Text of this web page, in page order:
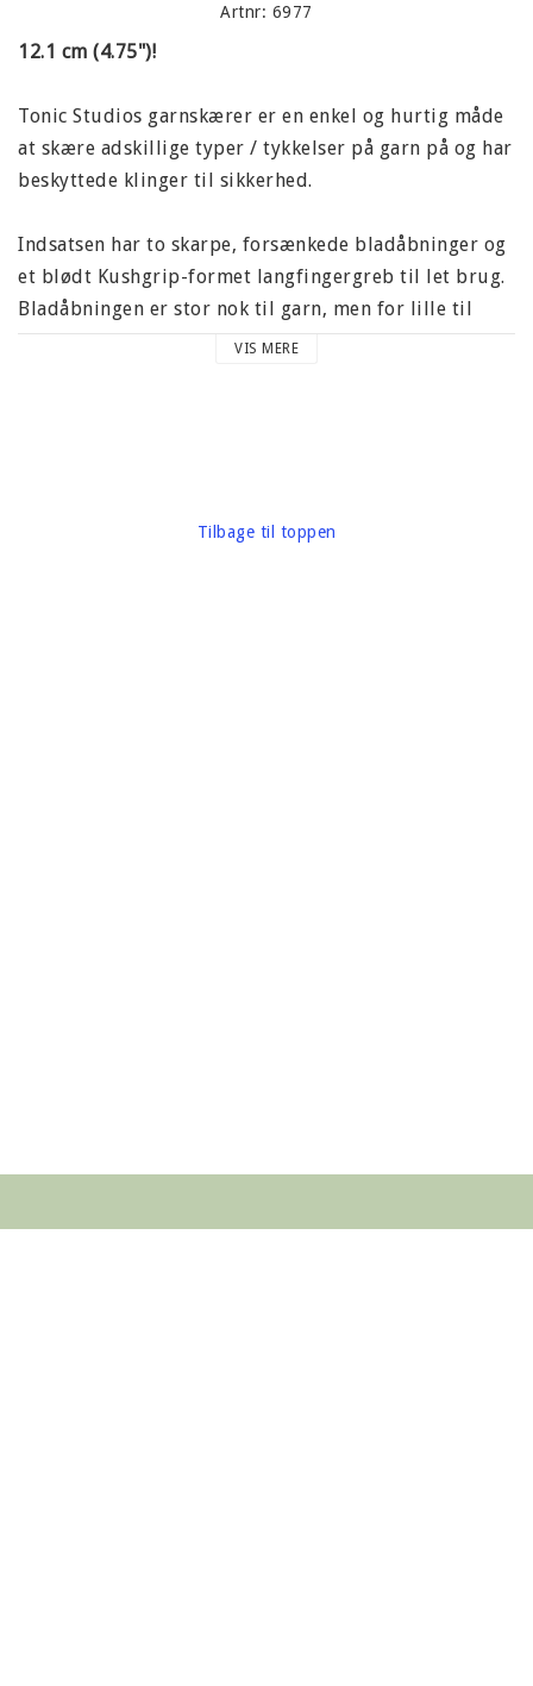
Artnr: 6977
12.1 cm (4.75")!
Tonic Studios garnskærer er en enkel og hurtig måde
at skære adskillige typer / tykkelser på garn på og har
beskyttede klinger til sikkerhed.
Indsatsen har to skarpe, forsænkede bladåbninger og
et blødt Kushgrip-formet langfingergreb til let brug.
Bladåbningen er stor nok til garn, men for lille til
fingrene.
VIS MERE
Tilbage til toppen